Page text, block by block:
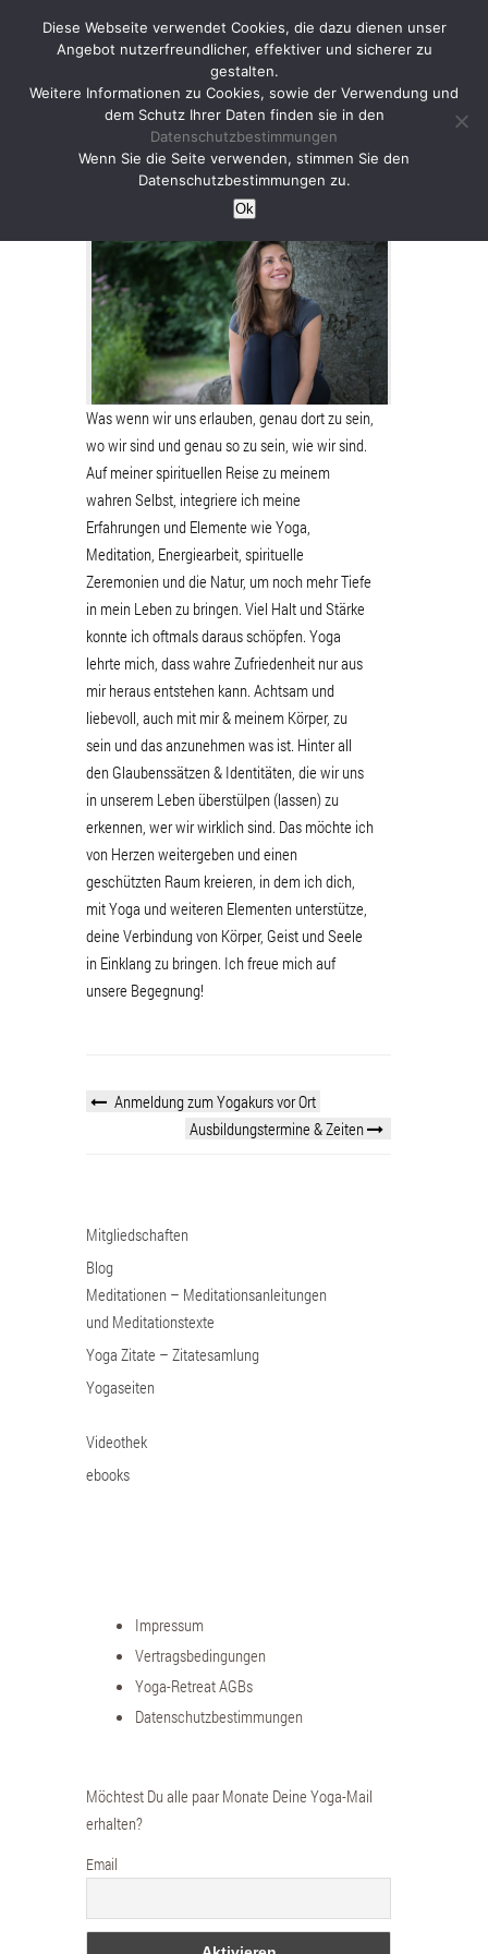
Izabela
Was wenn wir uns erlauben, genau dort zu sein,
wo wir sind und genau so zu sein, wie wir sind.
Auf meiner spirituellen Reise zu meinem
wahren Selbst, integriere ich meine
Erfahrungen und Elemente wie Yoga,
Meditation, Energiearbeit, spirituelle
Zeremonien und die Natur, um noch mehr Tiefe
in mein Leben zu bringen. Viel Halt und Stärke
konnte ich oftmals daraus schöpfen. Yoga
lehrte mich, dass wahre Zufriedenheit nur aus
mir heraus entstehen kann. Achtsam und
liebevoll, auch mit mir & meinem Körper, zu
sein und das anzunehmen was ist. Hinter all
den Glaubenssätzen & Identitäten, die wir uns
in unserem Leben überstülpen (lassen) zu
erkennen, wer wir wirklich sind. Das möchte ich
von Herzen weitergeben und einen
geschützten Raum kreieren, in dem ich dich,
mit Yoga und weiteren Elementen unterstütze,
deine Verbindung von Körper, Geist und Seele
in Einklang zu bringen. Ich freue mich auf
unsere Begegnung!
Anmeldung zum Yogakurs vor Ort
Ausbildungstermine & Zeiten
Mitgliedschaften
Blog
Meditationen – Meditationsanleitungen
und Meditationstexte
Yoga Zitate – Zitatesamlung
Yogaseiten
Videothek
ebooks
Impressum
Vertragsbedingungen
Yoga-Retreat AGBs
Datenschutzbestimmungen
Möchtest Du alle paar Monate Deine Yoga-Mail
erhalten?
Email
Diese Webseite verwendet Cookies, die dazu dienen unser
Angebot nutzerfreundlicher, effektiver und sicherer zu
gestalten.
Weitere Informationen zu Cookies, sowie der Verwendung und
dem Schutz Ihrer Daten finden sie in den
Datenschutzbestimmungen
Wenn Sie die Seite verwenden, stimmen Sie den
Datenschutzbestimmungen zu.
Ok